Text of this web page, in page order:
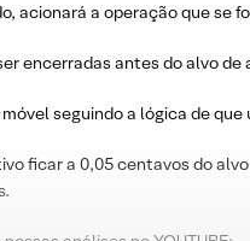
acionará a operação que se
encerradas antes do alvo
móvel seguindo a lógica de que
ficar a 0,05 centavos do